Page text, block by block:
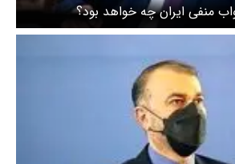
منفی ایران چه خواهد بود؟